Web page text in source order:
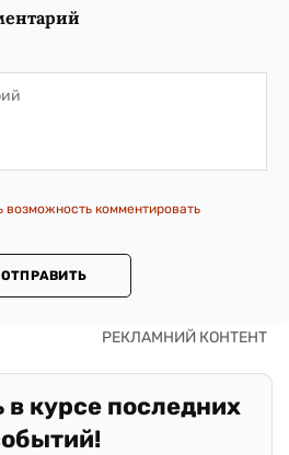
возможность комментировать
ОТПРАВИТЬ
в курсе последних